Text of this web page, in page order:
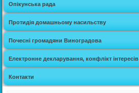
Опікунська рада
Протидія домашньому насильству
Почесні громадяни Виноградова
Електронне декларування, конфлікт інтересів
Контакти